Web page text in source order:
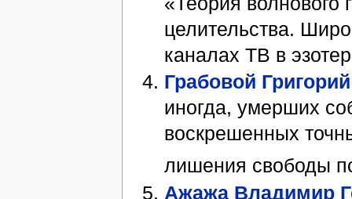
целительства.
каналах ТВ в
Грабовой
иногда, умерших
воскрешенных
лишения свободы
Ажажа Владимир